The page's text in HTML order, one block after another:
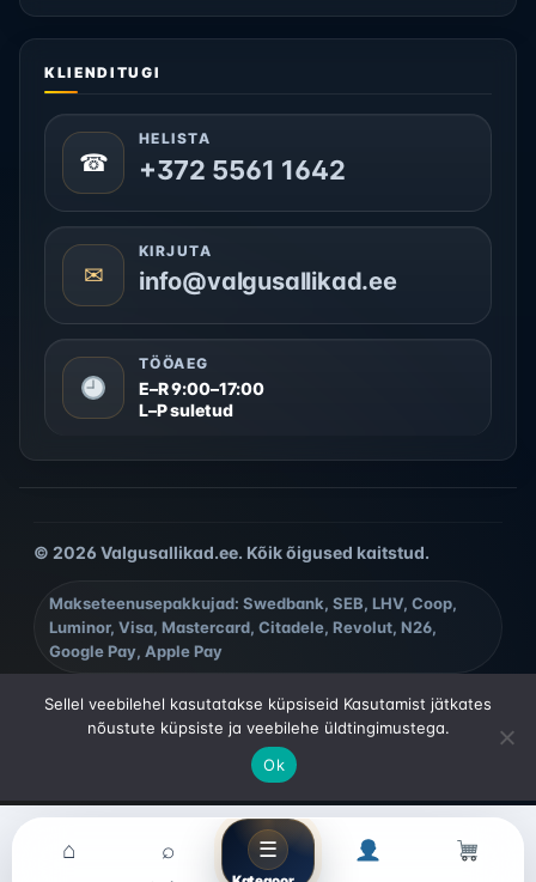
KLIENDITUGI
☎
HELISTA
+372 5561 1642
✉
KIRJUTA
info@valgusallikad.ee
TÖÖAEG
E–R 9:00–17:00
L–P suletud
© 2026 Valgusallikad.ee. Kõik õigused kaitstud.
Makseteenusepakkujad: Swedbank, SEB, LHV, Coop,
Luminor, Visa, Mastercard, Citadele, Revolut, N26,
Google Pay, Apple Pay
⌂ ⌕ ☰
Sellel veebilehel kasutatakse küpsiseid Kasutamist jätkates
nõustute küpsiste ja veebilehe üldtingimustega.
Ok